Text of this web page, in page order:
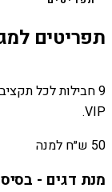
תפריטים
9 חבילות לכל
VIP.
50 ש״ח למנה
מנת דגים - בסיס